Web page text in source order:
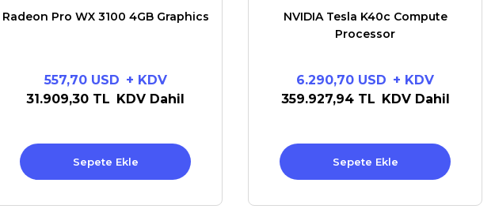
Radeon Pro WX 3100 4GB Graphics
557,70 USD + KDV
31.909,30 TL KDV Dahil
Sepete Ekle
NVIDIA Tesla K40c Compute
Processor
6.290,70 USD + KDV
359.927,94 TL KDV Dahil
Sepete Ekle